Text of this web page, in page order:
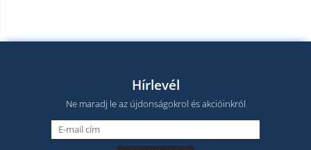
Hírlevél
Ne maradj le az újdonságokrol és akcióinkról